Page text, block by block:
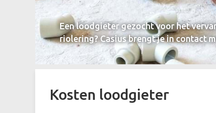
Een loodgieter gezocht voor het
riolering? Casius brengt je in contact
Kosten loodgieter